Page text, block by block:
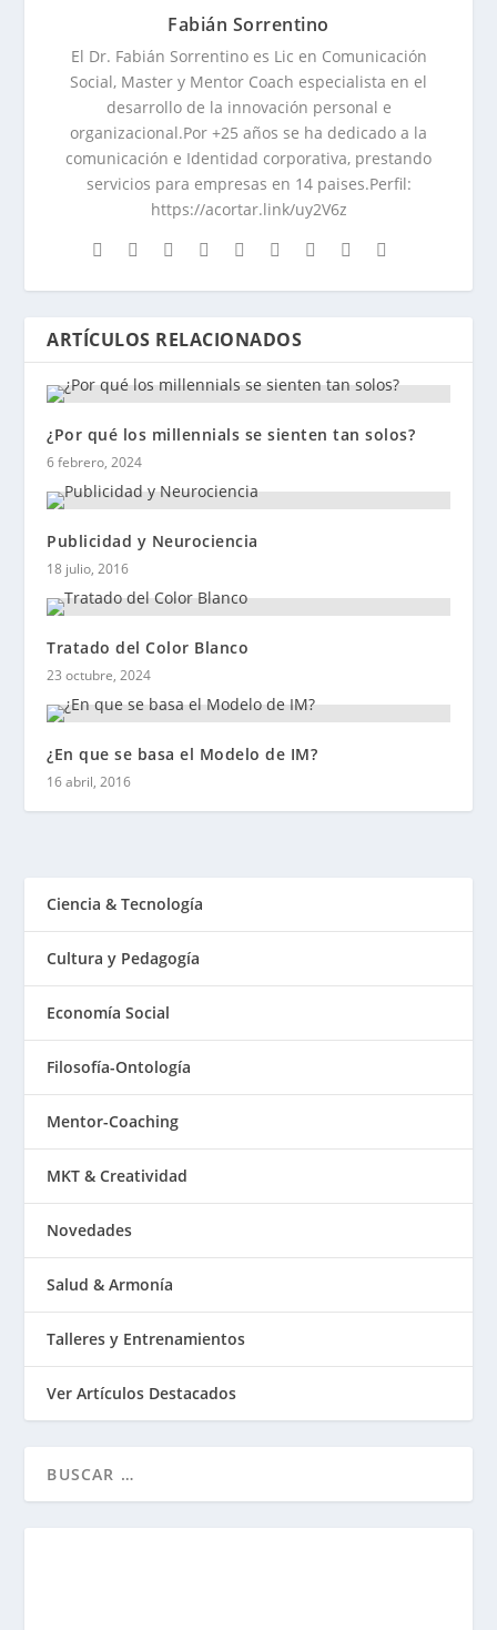
Fabián Sorrentino
El Dr. Fabián Sorrentino es Lic en Comunicación
Social, Master y Mentor Coach especialista en el
desarrollo de la innovación personal e
organizacional.Por +25 años se ha dedicado a la
comunicación e Identidad corporativa, prestando
servicios para empresas en 14 paises.Perfil:
https://acortar.link/uy2V6z
ARTÍCULOS RELACIONADOS
¿Por qué los millennials se sienten tan solos?
6 febrero, 2024
Publicidad y Neurociencia
18 julio, 2016
Tratado del Color Blanco
23 octubre, 2024
¿En que se basa el Modelo de IM?
16 abril, 2016
Ciencia & Tecnología
Cultura y Pedagogía
Economía Social
Filosofía-Ontología
Mentor-Coaching
MKT & Creatividad
Novedades
Salud & Armonía
Talleres y Entrenamientos
Ver Artículos Destacados